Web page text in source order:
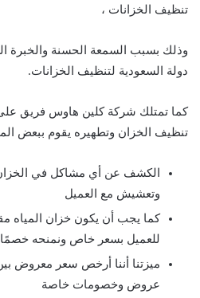
تنظيف الخزانات ،
وذلك بسبب السمعة الحسنة والخبرة
دولة السعودية لتنظيف الخزانات.
كما تمتلك شركة كلين هاوس فريق
تنظيف الخزان وتطهيره يقوم ببعض
الكشف عن أي مشاكل في
وتعشيش مع العميل
كما يجب أن يكون خزان المياه
للعميل بسعر خاص ونمنحه
ميزتنا أننا أرخص سعر معروض
عروض وخصومات خاصة